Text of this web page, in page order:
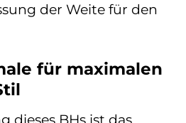
der Weite für den
für maximalen
dieses BHs ist das